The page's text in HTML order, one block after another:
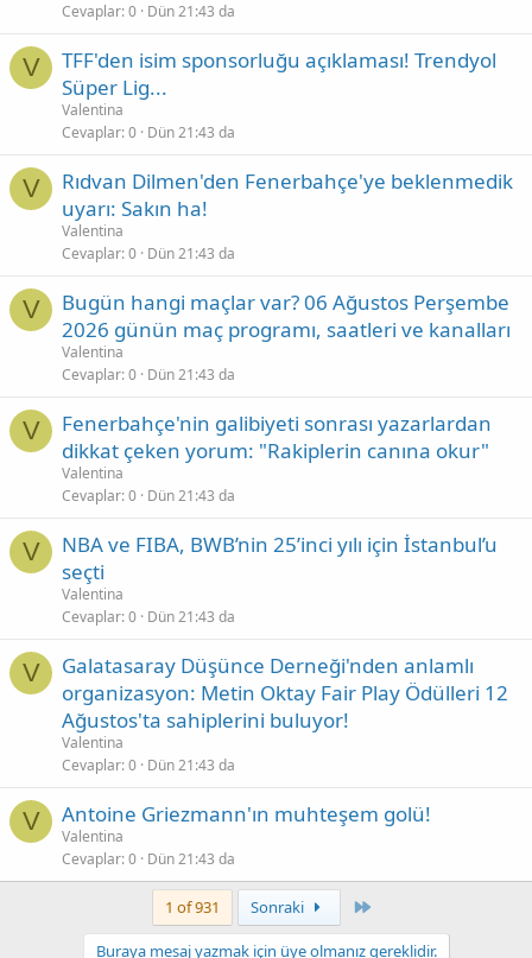
Cevaplar 0 Dün 21:43 da
V
TFF'den isim sponsorluğu açıklaması! Trendyol
Süper Lig...
Valentina
Cevaplar 0 Dün 21:43 da
V
Rıdvan Dilmen'den Fenerbahçe'ye beklenmedik
uyarı: Sakın ha!
Valentina
Cevaplar 0 Dün 21:43 da
V
Bugün hangi maçlar var? 06 Ağustos Perşembe
2026 günün maç programı, saatleri ve kanalları
Valentina
Cevaplar 0 Dün 21:43 da
V
Fenerbahçe'nin galibiyeti sonrası yazarlardan
dikkat çeken yorum: "Rakiplerin canına okur"
Valentina
Cevaplar 0 Dün 21:43 da
V
NBA ve FIBA, BWB’nin 25’inci yılı için İstanbul’u
seçti
Valentina
Cevaplar 0 Dün 21:43 da
V
Galatasaray Düşünce Derneği'nden anlamlı
organizasyon: Metin Oktay Fair Play Ödülleri 12
Ağustos'ta sahiplerini buluyor!
Valentina
Cevaplar 0 Dün 21:43 da
V Antoine Griezmann'ın muhteşem golü!
Valentina
Cevaplar 0 Dün 21:43 da
1 of 931 Sonraki
Buraya mesaj yazmak için üye olmanız gereklidir.